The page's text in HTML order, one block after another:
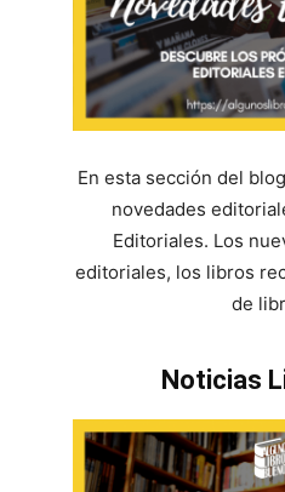
En esta sección del
novedades
Editoriales. Los
editoriales, los libros
de
Noticias